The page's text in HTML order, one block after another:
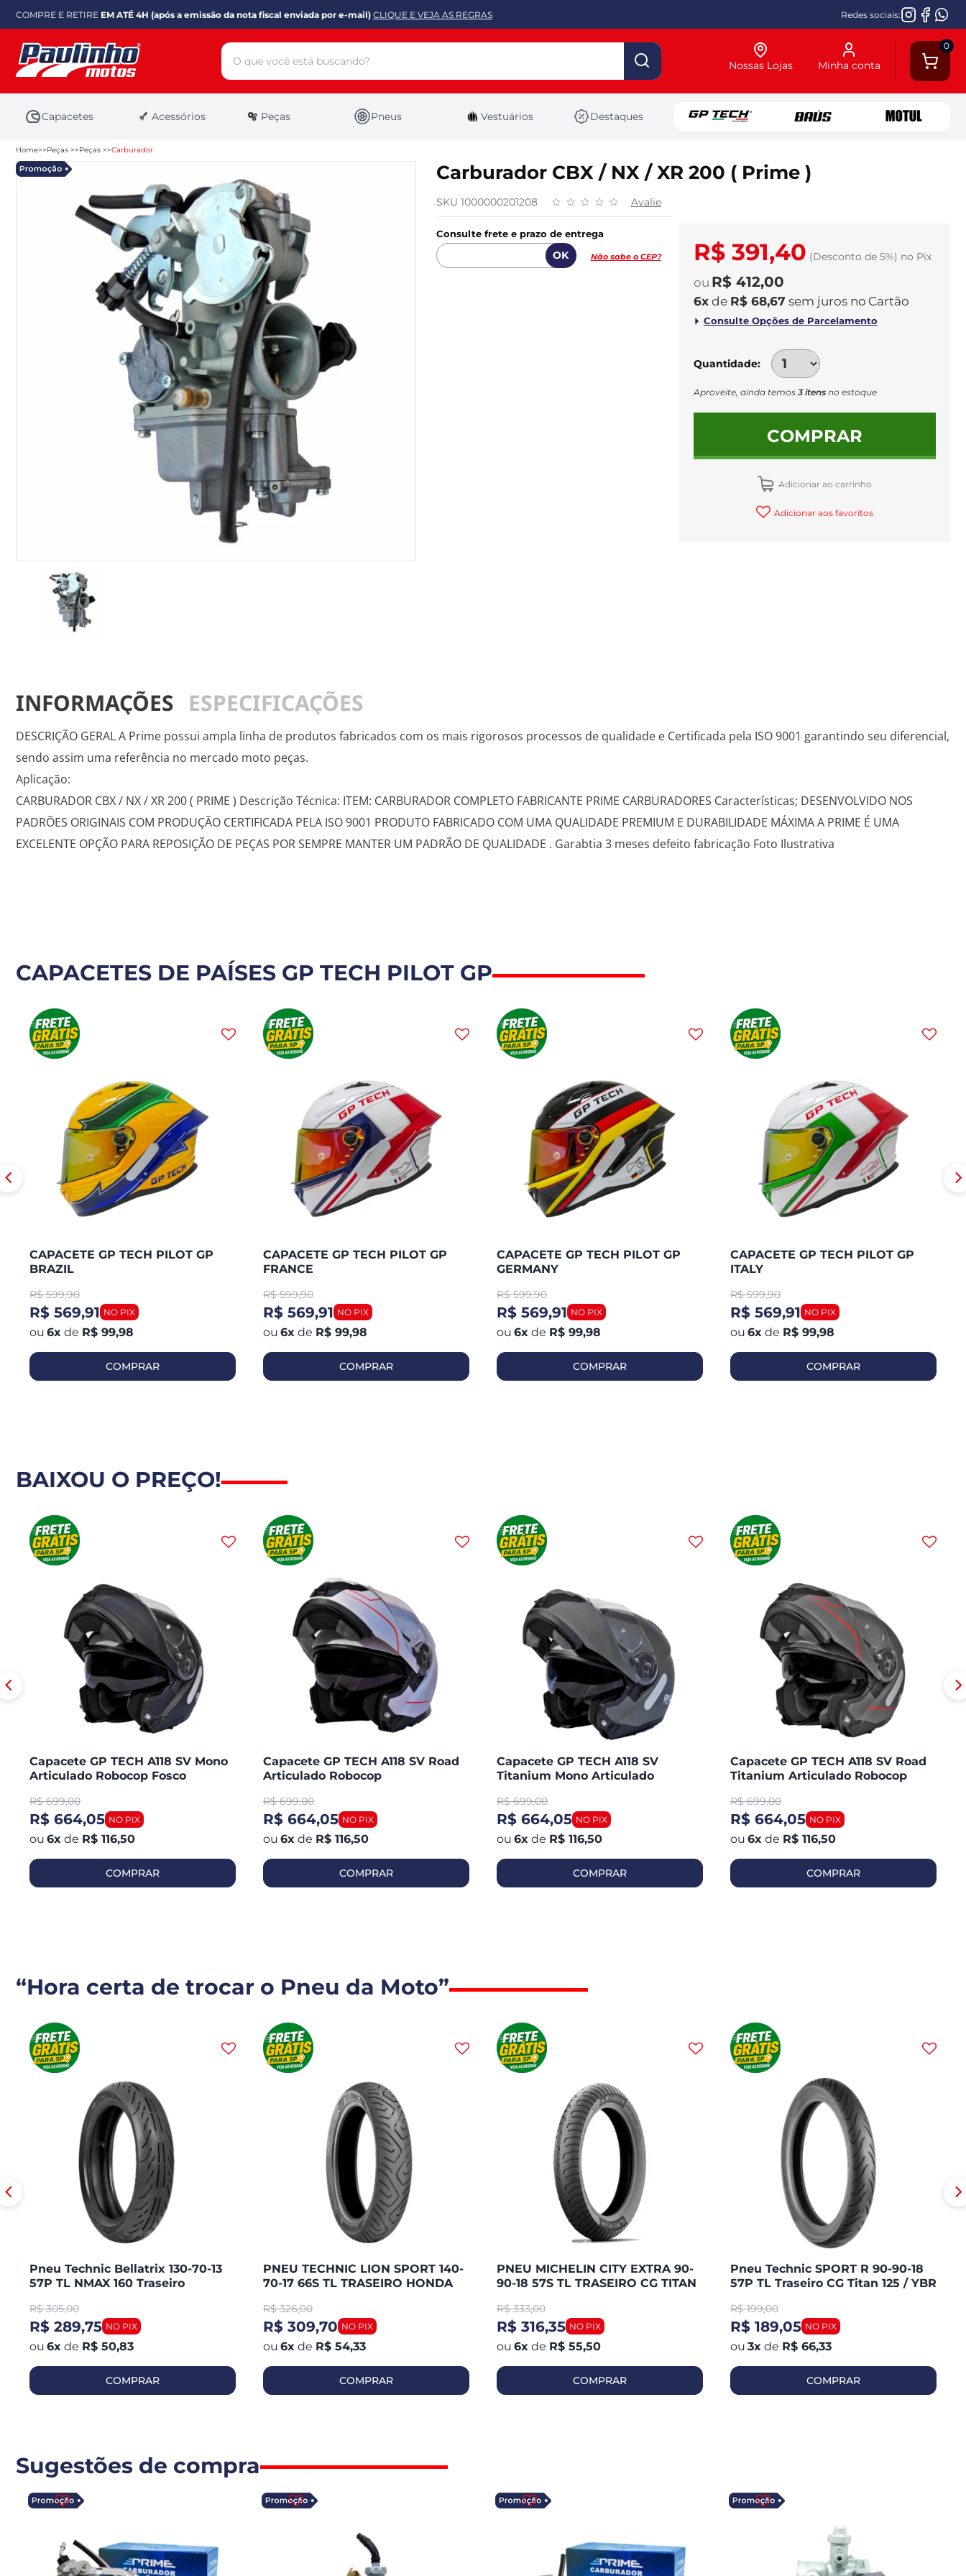
COMPRE E RETIRE EM ATÉ 4H (após a emissão da nota fiscal enviada por e-mail) CLIQUE E VEJA AS REGRAS Redes sociais:
0
Minha conta
Nossas Lojas
Capacetes Acessórios Peças Pneus Vestuários Destaques
Home Peças Peças Carburador
Carburador CBX / NX / XR 200 ( Prime )
SKU 1000000201208 Avalie
Consulte frete e prazo de entrega
Não sabe o CEP? R$ 391,40 (Desconto de 5%) no Pix
R$ 412,00
6x de R$ 68,67 sem juros no
Quantidade
Aproveite, ainda temos 3 itens no estoque
COMPRAR
Adicionar ao carrinho
Adicionar aos favoritos
INFORMAÇÕES ESPECIFICAÇÕES
DESCRIÇÃO GERAL A Prime possui ampla linha de produtos fabricados com os mais rigorosos processos de qualidade e Certificada pela ISO 9001 garantindo seu diferencial,
sendo assim uma referência no mercado moto peças.
Aplicação:
CARBURADOR CBX / NX / XR 200 ( PRIME ) Descrição Técnica: ITEM: CARBURADOR COMPLETO FABRICANTE PRIME CARBURADORES Características; DESENVOLVIDO NOS
PADRÕES ORIGINAIS COM PRODUÇÃO CERTIFICADA PELA ISO 9001 PRODUTO FABRICADO COM UMA QUALIDADE PREMIUM E DURABILIDADE MÁXIMA A PRIME É UMA
EXCELENTE OPÇÃO PARA REPOSIÇÃO DE PEÇAS POR SEMPRE MANTER UM PADRÃO DE QUALIDADE . Garabtia 3 meses defeito fabricação Foto Ilustrativa
CAPACETES DE PAÍSES GP TECH PILOT GP
CAPACETE GP TECH PILOT GP
BRAZIL
R$ 599,90
R$ 569,91
6x de R$ 99,98
COMPRAR
CAPACETE GP TECH PILOT GP
FRANCE
R$ 599,90
R$ 569,91
6x de R$ 99,98
COMPRAR
CAPACETE GP TECH PILOT GP
GERMANY
R$ 599,90
R$ 569,91
6x de R$ 99,98
COMPRAR
CAPACETE GP TECH PILOT GP
ITALY
R$ 599,90
R$ 569,91
6x de R$ 99,98
COMPRAR
BAIXOU O PREÇO!
Capacete GP TECH A118 SV Mono
Articulado Robocop Fosco
R$ 699,00
R$ 664,05
6x de R$ 116,50
COMPRAR
Capacete GP TECH A118 SV Road
Articulado Robocop
R$ 699,00
R$ 664,05
6x de R$ 116,50
COMPRAR
Capacete GP TECH A118 SV
Titanium Mono Articulado
R$ 699,00
R$ 664,05
6x de R$ 116,50
COMPRAR
Capacete GP TECH A118 SV Road
Titanium Articulado Robocop
R$ 699,00
R$ 664,05
6x de R$ 116,50
COMPRAR
“Hora certa de trocar o Pneu da Moto”
Pneu Technic Bellatrix 130-70-13
57P TL NMAX 160 Traseiro
R$ 305,00
R$ 289,75
6x de R$ 50,83
COMPRAR
PNEU TECHNIC LION SPORT 140-
70-17 66S TL TRASEIRO HONDA
250 / KAWASAK
R$ 326,00
R$ 309,70
6x de R$ 54,33
COMPRAR
PNEU MICHELIN CITY EXTRA 90-
90-18 57S TL TRASEIRO CG TITAN
YES / FAN
R$ 333,00
R$ 316,35
6x de R$ 55,50
COMPRAR
Pneu Technic SPORT R 90-90-18
57P TL Traseiro CG Titan 125 / YBR
R$ 199,00
R$ 189,05
3x de R$ 66,33
COMPRAR
Sugestões de compra